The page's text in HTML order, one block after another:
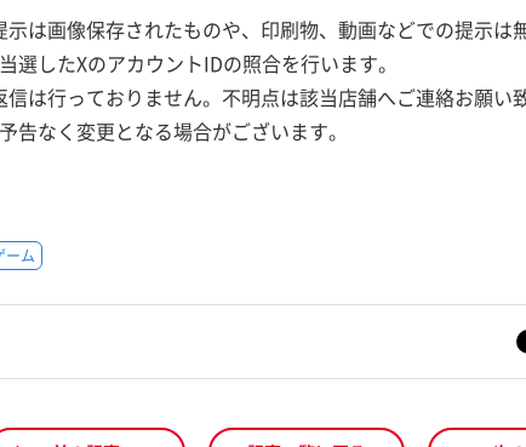
は画像保存されたものや、印刷物、動画などでの提示は
選したXのアカウントIDの照合を行います。
は行っておりません。不明点は該当店舗へご連絡お願い
告なく変更となる場合がございます。
ーム